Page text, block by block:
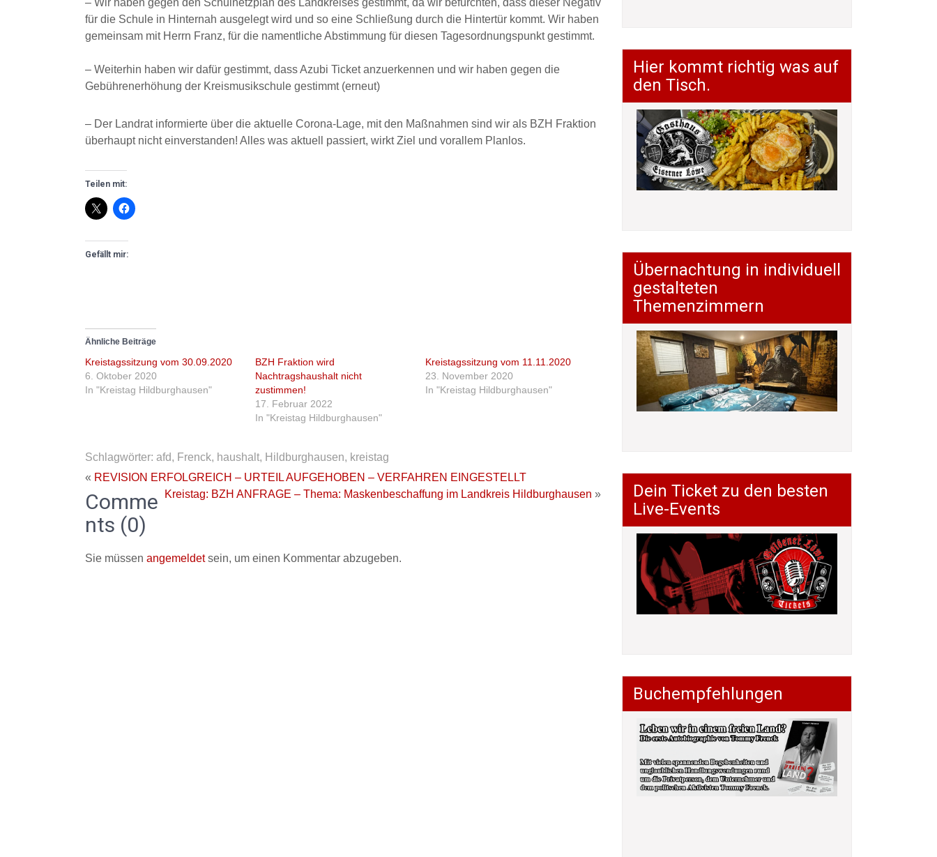
– Wir haben gegen den Schulnetzplan des Landkreises gestimmt, da wir befürchten, dass dieser Negativ
für die Schule in Hinternah ausgelegt wird und so eine Schließung durch die Hintertür kommt. Wir haben
gemeinsam mit Herrn Franz, für die namentliche Abstimmung für diesen Tagesordnungspunkt gestimmt.
– Weiterhin haben wir dafür gestimmt, dass Azubi Ticket anzuerkennen und wir haben gegen die
Gebührenerhöhung der Kreismusikschule gestimmt (erneut)
– Der Landrat informierte über die aktuelle Corona-Lage, mit den Maßnahmen sind wir als BZH Fraktion
überhaupt nicht einverstanden! Alles was aktuell passiert, wirkt Ziel und vorallem Planlos.
Teilen mit:
Gefällt mir:
Ähnliche Beiträge
Kreistagssitzung vom 30.09.2020
6. Oktober 2020
In "Kreistag Hildburghausen"
BZH Fraktion wird
Nachtragshaushalt nicht
zustimmen!
17. Februar 2022
In "Kreistag Hildburghausen"
Kreistagssitzung vom 11.11.2020
23. November 2020
In "Kreistag Hildburghausen"
Schlagwörter: afd, Frenck, haushalt, Hildburghausen, kreistag
« REVISION ERFOLGREICH – URTEIL AUFGEHOBEN – VERFAHREN EINGESTELLT
Kreistag: BZH ANFRAGE – Thema: Maskenbeschaffung im Landkreis Hildburghausen »
Comme
nts (0)
Sie müssen angemeldetsein, um einen Kommentar abzugeben.
Hier kommt richtig was auf
den Tisch.
Übernachtung in individuell
gestalteten
Themenzimmern
Dein Ticket zu den besten
Live-Events
Buchempfehlungen